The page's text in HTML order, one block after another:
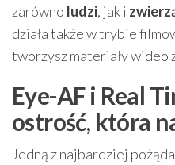
zarówno ludzi, jak i
działa także w trybie
tworzysz materiały wideo
Eye-AF i Real
ostrość, która
Jedną z najbardziej